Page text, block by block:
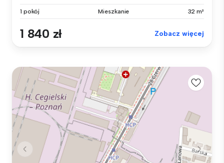
1 pokój Mieszkanie 32 m²
1 840 zł Zobacz więcej